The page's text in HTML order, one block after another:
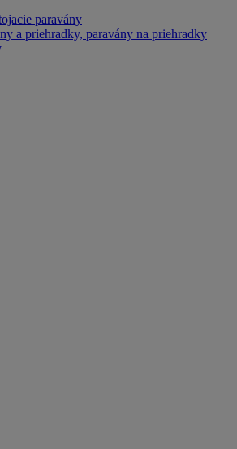
paravány
a priehradky, paravány na priehradky